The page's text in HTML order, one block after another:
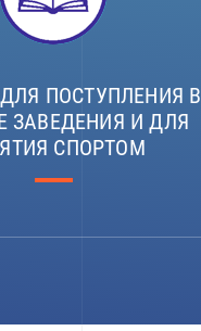
ПОСТУПЛЕНИЯ В
ЗАВЕДЕНИЯ И ДЛЯ
СПОРТОМ